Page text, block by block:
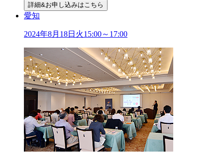
詳細&お申し込みはこちら
愛知
2024年8月 18日 火15:00～17:00